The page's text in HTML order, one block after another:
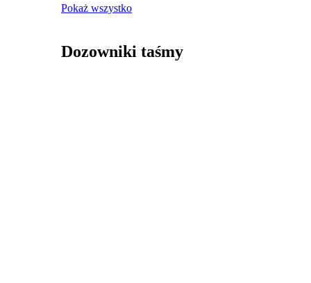
Pokaż wszystko
Dozowniki taśmy